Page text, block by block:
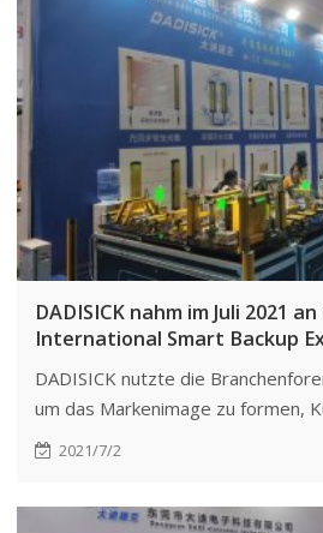
DADISICK nahm im Juli 2021
International Smart Backup
DADISICK nutzte die
um das Markenimage zu formen,
und Kooperationen zu fördern und
2021/7/2